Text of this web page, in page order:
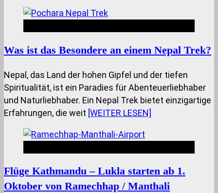
Was ist das Besondere an einem Nepal Trek?
Nepal, das Land der hohen Gipfel und der tiefen
Spiritualität, ist ein Paradies für Abenteuerliebhaber
und Naturliebhaber. Ein Nepal Trek bietet einzigartige
Erfahrungen, die weit [WEITER LESEN]
Flüge Kathmandu – Lukla starten ab 1.
Oktober von Ramechhap / Manthali